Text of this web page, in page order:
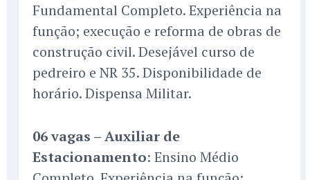
Fundamental Completo. Experiência na
função; execução e reforma de obras de
construção civil. Desejável curso de
pedreiro e NR 35. Disponibilidade de
horário. Dispensa Militar.
06 vagas – Auxiliar de
Estacionamento: Ensino Médio